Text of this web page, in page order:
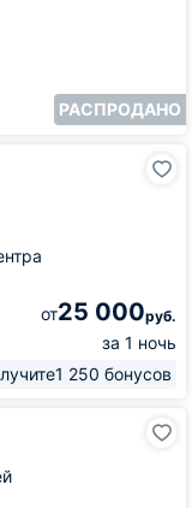
РАСПРОДАНО
от25 000руб.
за 1 ночь
1 250 бонусов